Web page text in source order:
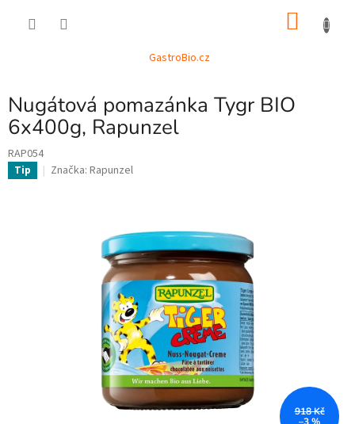
GastroBio.cz
Nugátová pomazánka Tygr BIO
6x400g, Rapunzel
RAP054
Tip Značka: Rapunzel
918 Kč